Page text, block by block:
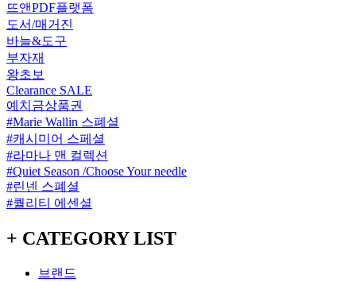
뜨앤PDF플랫폼
도서/매거진
바늘&도구
부자재
왕초보
Clearance SALE
예치금상품권
#Marie Wallin 스폐셜
#캐시미어 스페셜
#라마나 맨 컬렉션
#Quiet Season /Choose Your needle
#린넨 스폐셜
#퀄리티 에센셜
+ CATEGORY LIST
브랜드